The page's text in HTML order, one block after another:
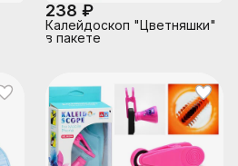
238 ₽
Калейдоскоп "Цветняшки"
в пакете